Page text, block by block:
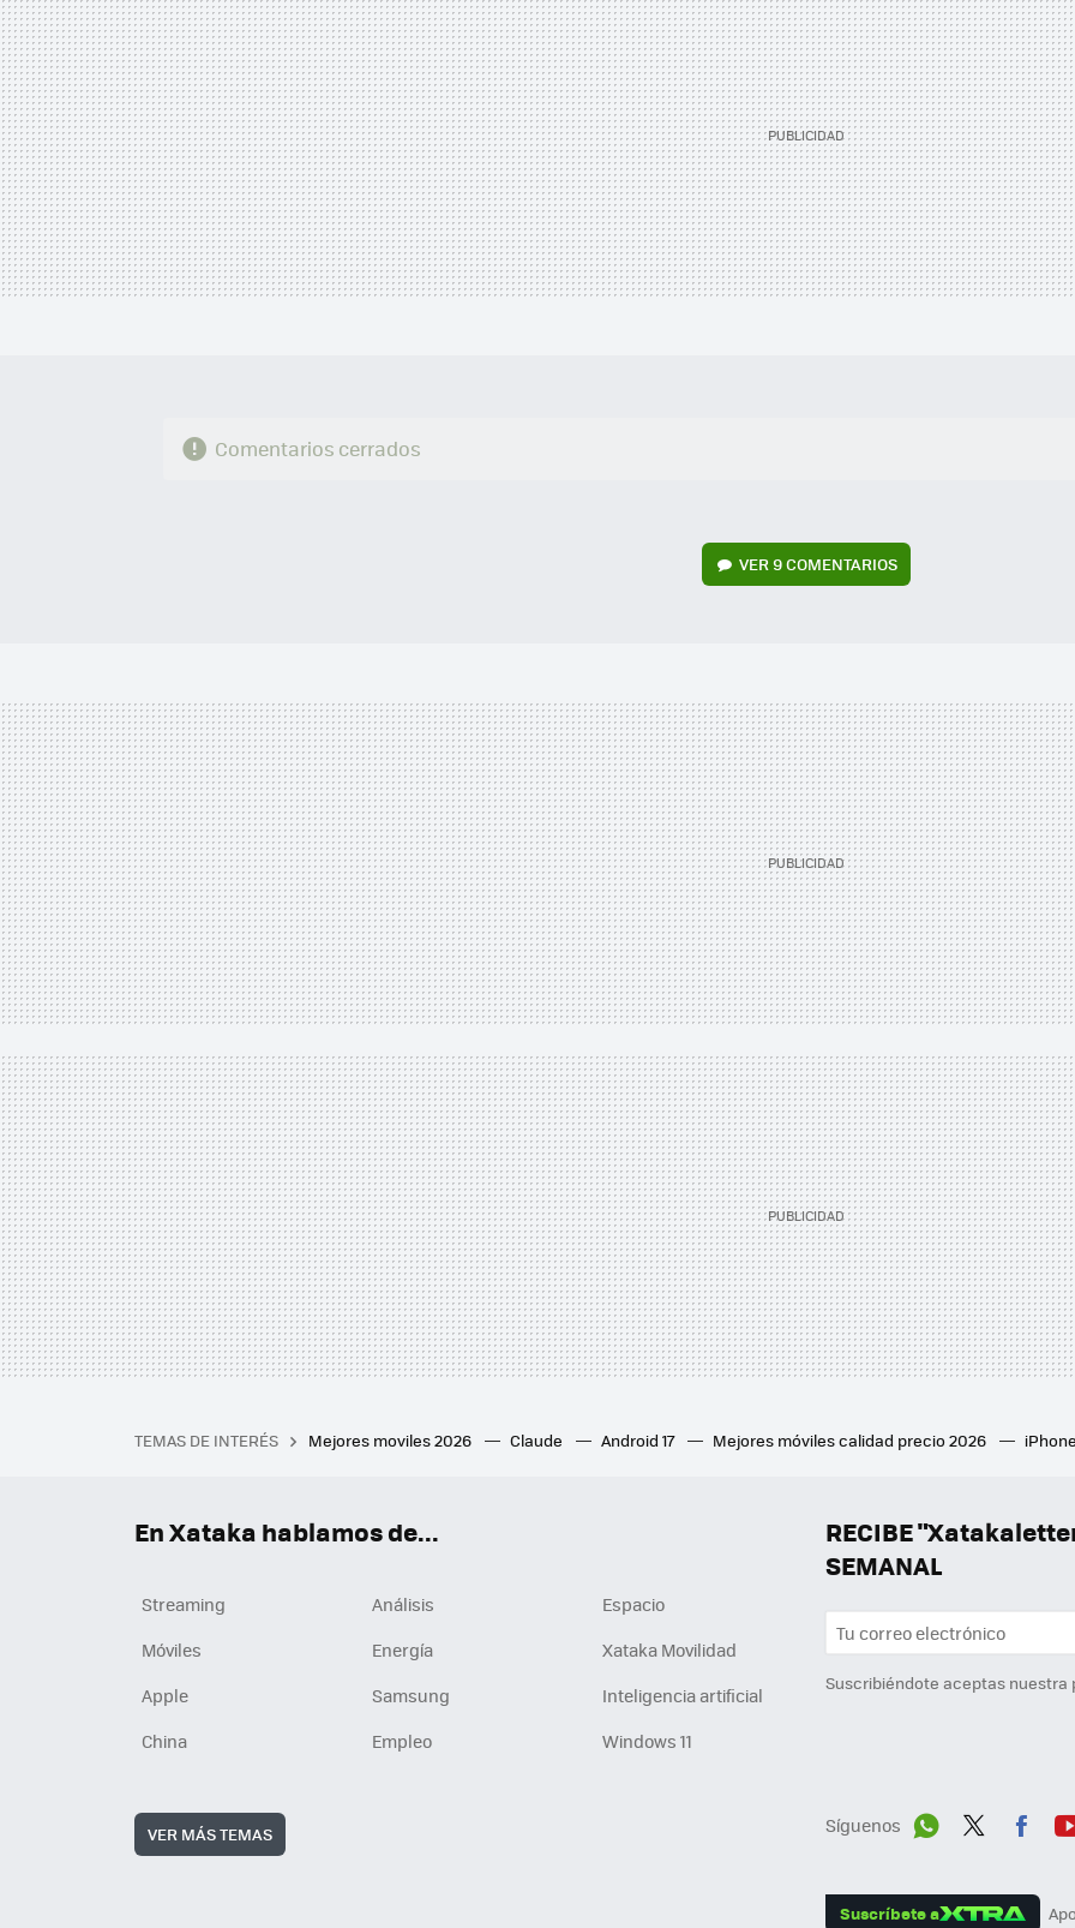
Comentarios cerrados
VER9 COMENTARIOS
TEMAS DE INTERÉS Mejores moviles 2026 Claude Android 17 Mejores móviles calidad precio 2026
RECIBE
SEMANAL
Suscribiéndote aceptas nuestra
Síguenos
ats
ter
ebo
Suscríbete a
En Xataka hablamos de...
Streaming Análisis
Espacio
Móviles
Energía
Xataka Movilidad
Apple
Samsung
Inteligencia artificial
China
Empleo Windows 11
VER MÁS TEMAS